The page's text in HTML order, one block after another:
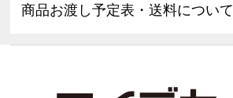
商品お渡し予定表・送料について